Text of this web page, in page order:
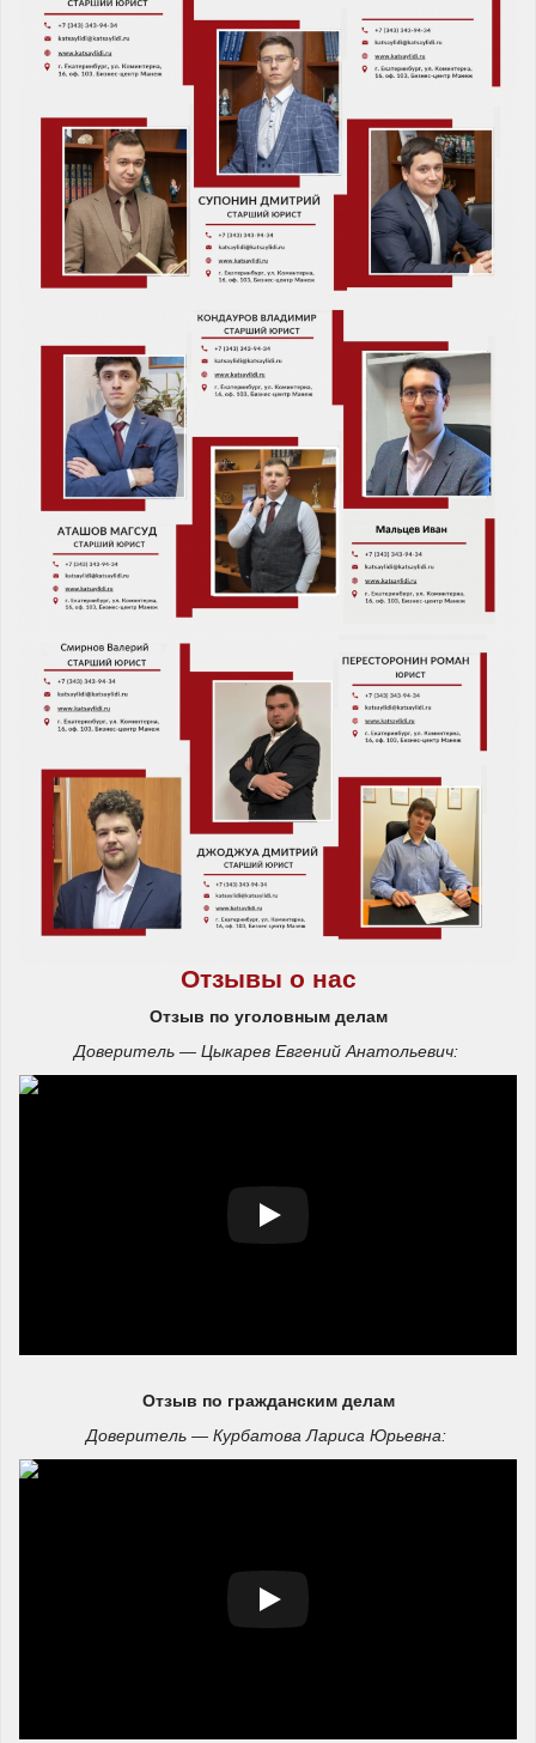
Отзывы о нас
Отзыв по уголовным делам
Доверитель — Цыкарев Евгений Анатольевич:
Отзыв по гражданским делам
Доверитель — Курбатова Лариса Юрьевна: